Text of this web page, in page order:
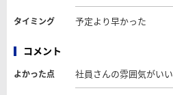
タイミング 予定より早かった
コメント
よかった点 社員さんの雰囲気がいい